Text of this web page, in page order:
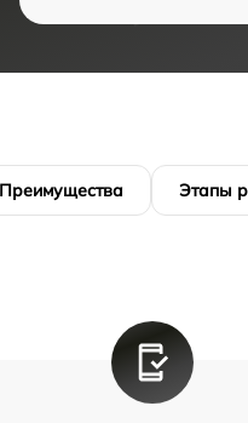
Преимущества Этапы